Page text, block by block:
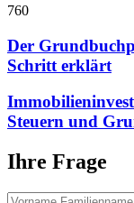
760
Der
Schritt erklärt
Steuern und
Ihre Frage